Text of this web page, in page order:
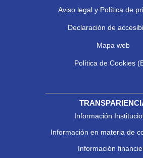
Aviso legal y Política de
Declaración de
Mapa web
Política de Cookies
Información
Información en materia de
Información